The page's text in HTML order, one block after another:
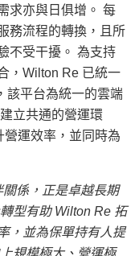
求亦與日俱增。 每
務流程的轉換，且所
不受干擾。 為支持
，Wilton Re 已統一
該平台為統一的雲端
立共通的營運環
運效率，並同時為
關係，正是卓越長期
型有助 Wilton Re 拓
，並為保單持有人提